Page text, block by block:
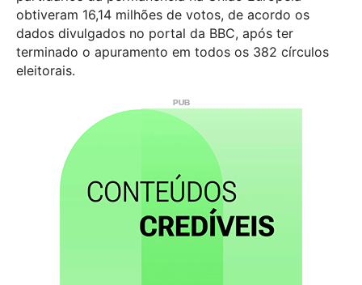
obtiveram 16,14 milhões de votos, de acordo os
dados divulgados no portal da BBC, após ter
terminado o apuramento em todos os 382 círculos
eleitorais.